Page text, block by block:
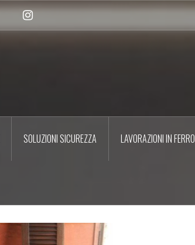
SOLUZIONI SICUREZZA LAVORAZIONI IN FERRO